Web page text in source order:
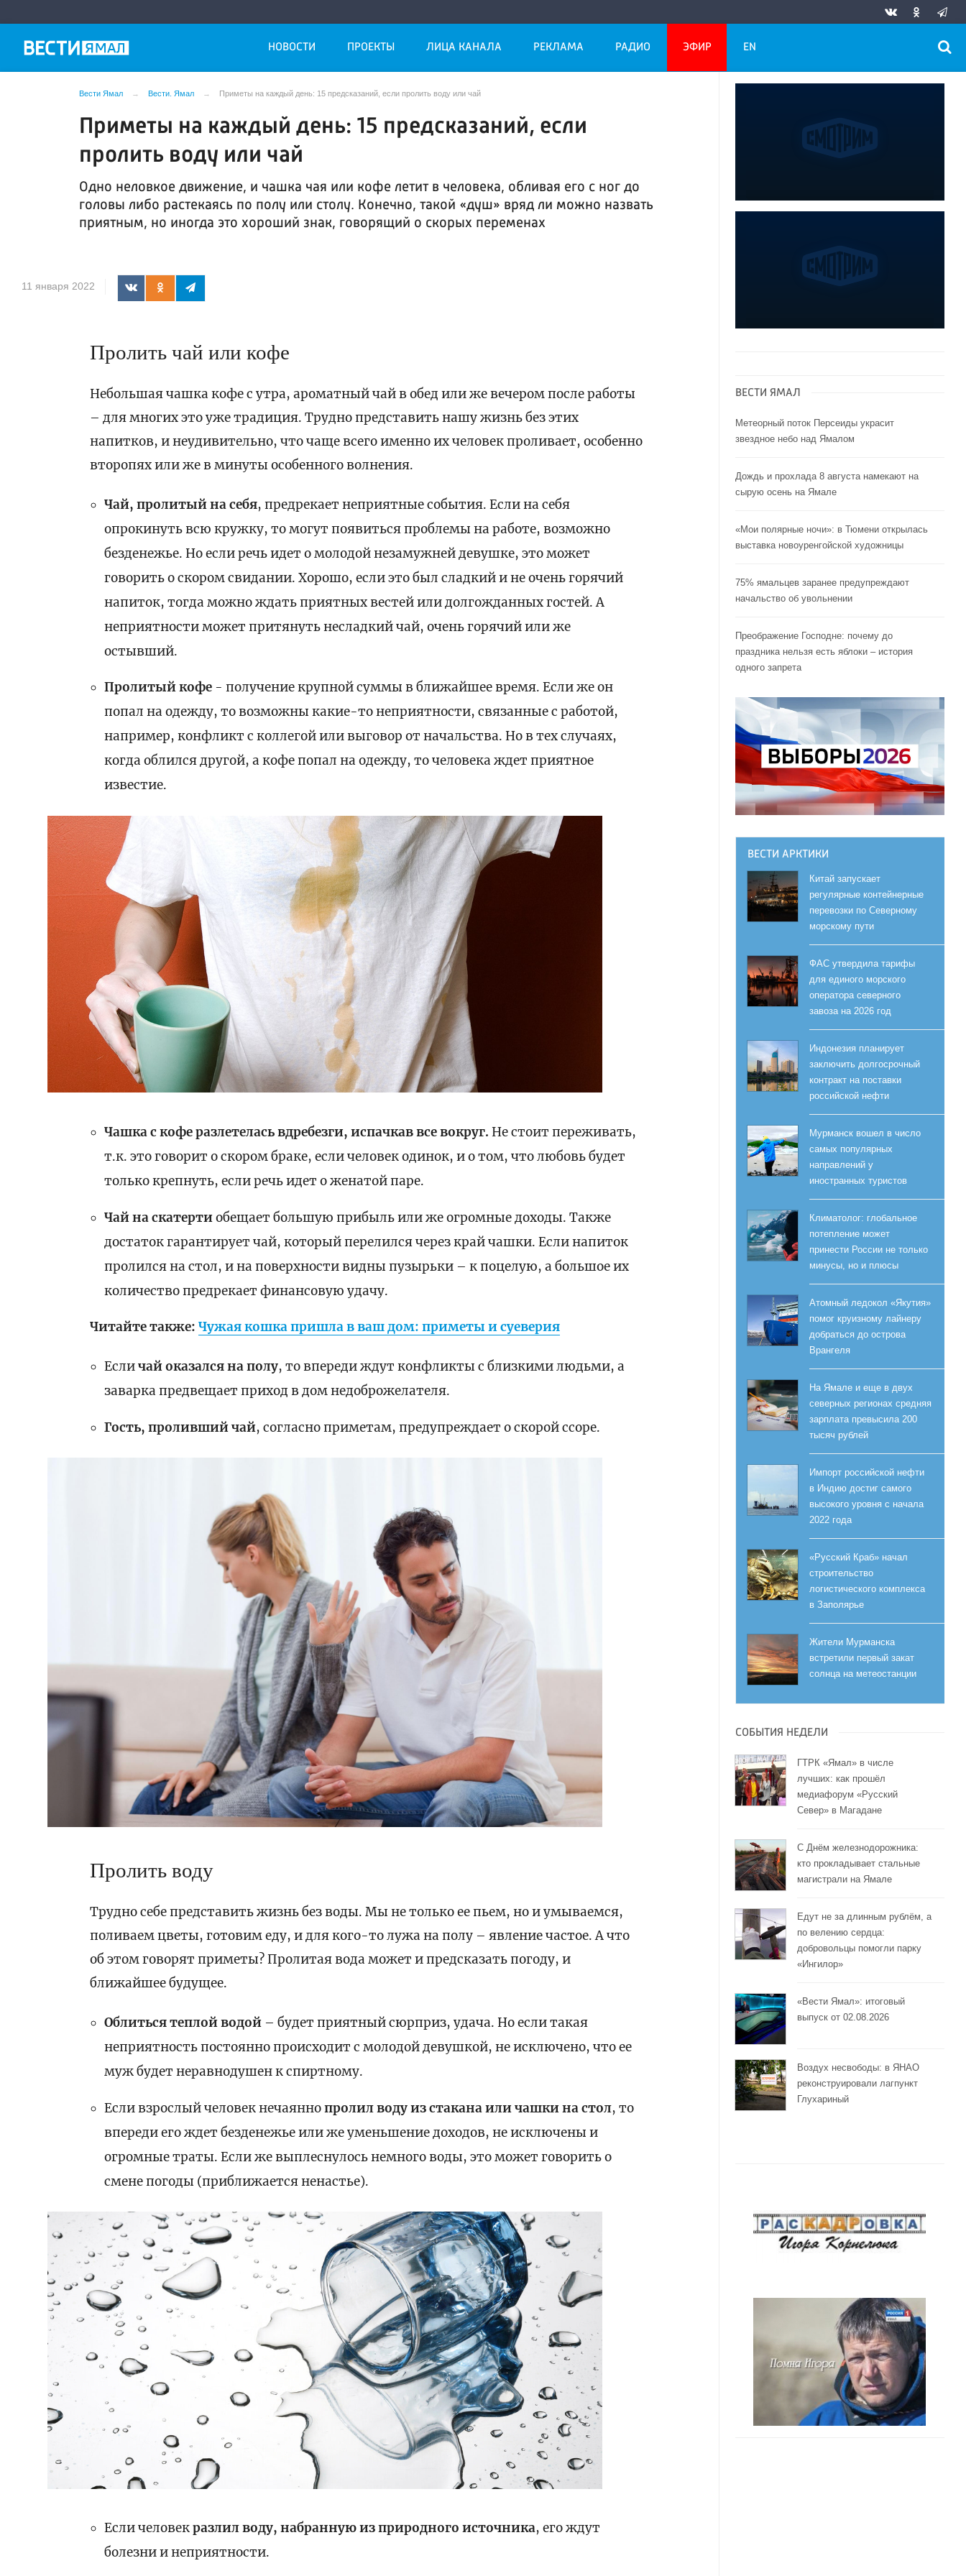
НОВОСТИ ПРОЕКТЫ ЛИЦА КАНАЛА РЕКЛАМА РАДИО ЭФИР EN
Вести Ямал Вести. Ямал Приметы на каждый день: 15 предсказаний, если пролить воду или чай
Приметы на каждый день: 15 предсказаний, если
пролить воду или чай
Одно неловкое движение, и чашка чая или кофе летит в человека, обливая его с ног до
головы либо растекаясь по полу или столу. Конечно, такой «душ» вряд ли можно назвать
приятным, но иногда это хороший знак, говорящий о скорых переменах
11 января 2022
Пролить чай или кофе
Небольшая чашка кофе с утра, ароматный чай в обед или же вечером после работы
– для многих это уже традиция. Трудно представить нашу жизнь без этих
напитков, и неудивительно, что чаще всего именно их человек проливает, особенно
второпях или же в минуты особенного волнения.
Чай, пролитый на себя, предрекает неприятные события. Если на себя
опрокинуть всю кружку, то могут появиться проблемы на работе, возможно
безденежье. Но если речь идет о молодой незамужней девушке, это может
говорить о скором свидании. Хорошо, если это был сладкий и не очень горячий
напиток, тогда можно ждать приятных вестей или долгожданных гостей. А
неприятности может притянуть несладкий чай, очень горячий или же
остывший.
Пролитый кофе - получение крупной суммы в ближайшее время. Если же он
попал на одежду, то возможны какие-то неприятности, связанные с работой,
например, конфликт с коллегой или выговор от начальства. Но в тех случаях,
когда облился другой, а кофе попал на одежду, то человека ждет приятное
известие.
Чашка с кофе разлетелась вдребезги, испачкав все вокруг. Не стоит переживать,
т.к. это говорит о скором браке, если человек одинок, и о том, что любовь будет
только крепнуть, если речь идет о женатой паре.
Чай на скатертиобещает большую прибыль или же огромные доходы. Также
достаток гарантирует чай, который перелился через край чашки. Если напиток
пролился на стол, и на поверхности видны пузырьки – к поцелую, а большое их
количество предрекает финансовую удачу.
Читайте также:Чужая кошка пришла в ваш дом: приметы и суеверия
Есличай оказался на полу, то впереди ждут конфликты с близкими людьми, а
заварка предвещает приход в дом недоброжелателя.
Гость, проливший чай, согласно приметам, предупреждает о скорой ссоре.
Пролить воду
Трудно себе представить жизнь без воды. Мы не только ее пьем, но и умываемся,
поливаем цветы, готовим еду, и для кого-то лужа на полу – явление частое. А что
об этом говорят приметы? Пролитая вода может и предсказать погоду, и
ближайшее будущее.
Облиться теплой водой – будет приятный сюрприз, удача. Но если такая
неприятность постоянно происходит с молодой девушкой, не исключено, что ее
муж будет неравнодушен к спиртному.
Если взрослый человек нечаяннопролил воду из стакана или чашки на стол, то
впереди его ждет безденежье или же уменьшение доходов, не исключены и
огромные траты. Если же выплеснулось немного воды, это может говорить о
смене погоды (приближается ненастье).
Если человекразлил воду, набранную из природного источника, его ждут
болезни и неприятности.
ВЕСТИ ЯМАЛ
Метеорный поток Персеиды украсит
звездное небо над Ямалом
Дождь и прохлада 8 августа намекают на
сырую осень на Ямале
«Мои полярные ночи»: в Тюмени открылась
выставка новоуренгойской художницы
75% ямальцев заранее предупреждают
начальство об увольнении
Преображение Господне: почему до
праздника нельзя есть яблоки – история
одного запрета
ВЕСТИ АРКТИКИ
Китай запускает
регулярные контейнерные
перевозки по Северному
морскому пути
ФАС утвердила тарифы
для единого морского
оператора северного
завоза на 2026 год
Индонезия планирует
заключить долгосрочный
контракт на поставки
российской нефти
Мурманск вошел в число
самых популярных
направлений у
иностранных туристов
Климатолог: глобальное
потепление может
принести России не только
минусы, но и плюсы
Атомный ледокол «Якутия»
помог круизному лайнеру
добраться до острова
Врангеля
На Ямале и еще в двух
северных регионах средняя
зарплата превысила 200
тысяч рублей
Импорт российской нефти
в Индию достиг самого
высокого уровня с начала
2022 года
«Русский Краб» начал
строительство
логистического комплекса
в Заполярье
Жители Мурманска
встретили первый закат
солнца на метеостанции
СОБЫТИЯ НЕДЕЛИ
ГТРК «Ямал» в числе
лучших: как прошёл
медиафорум «Русский
Север» в Магадане
С Днём железнодорожника:
кто прокладывает стальные
магистрали на Ямале
Едут не за длинным рублём, а
по велению сердца:
добровольцы помогли парку
«Ингилор»
«Вести Ямал»: итоговый
выпуск от 02.08.2026
Воздух несвободы: в ЯНАО
реконструировали лагпункт
Глухариный